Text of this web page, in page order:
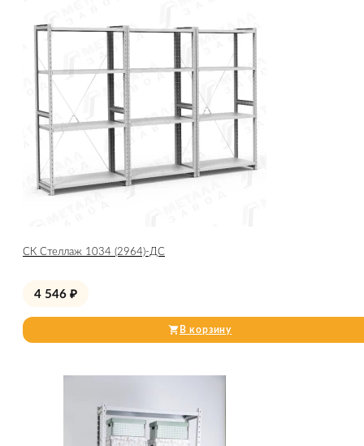
СК Стеллаж 1034 (2964)-ДС
4 546 ₽
В корзину